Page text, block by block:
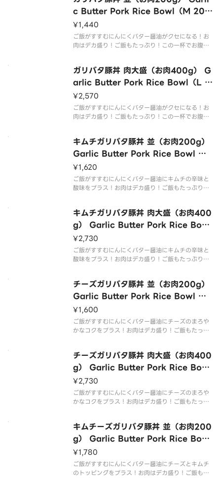
c Butter Pork Rice Bowl（M 200
g Meat）
¥1,440
ご飯がすすむにんにくバター醤油がクセになる！お
肉はデカ盛り！ご飯もたっぷり！この一杯でお腹い
es well with rice！With mega
ガリバタ豚丼 肉大盛（お肉400g） G
arlic Butter Pork Rice Bowl（L 4
00g Meat）
¥2,570
ご飯がすすむにんにくバター醤油がクセになる！お
肉はデカ盛り！ご飯もたっぷり！この一杯でお腹い
es well with rice！With mega
キムチガリバタ豚丼 並（お肉200g）
Garlic Butter Pork Rice Bowl wit
h Kimchi（M 200g Meat）
¥1,620
ご飯がすすむにんにくバター醤油にキムチの辛味と
酸味をプラス！お肉はデカ盛り！ご飯もたっぷり！
e plus spicy ＆ sour
キムチガリバタ豚丼 肉大盛（お肉400
g） Garlic Butter Pork Rice Bowl
with Kimchi（L 400g Meat）
¥2,730
ご飯がすすむにんにくバター醤油にキムチの辛味と
酸味をプラス！お肉はデカ盛り！ご飯もたっぷり！
e plus spicy ＆ sour
チーズガリバタ豚丼 並（お肉200g）
Garlic Butter Pork Rice Bowl wit
h Cheese（M 200g Meat）
¥1,600
ご飯がすすむにんにくバター醤油にチーズのまろや
かなコクをプラス！お肉はデカ盛り！ご飯もたっぷ
e plus mellow ＆ r
チーズガリバタ豚丼 肉大盛（お肉400
g） Garlic Butter Pork Rice Bowl
with Cheese（L 400g Meat）
¥2,730
ご飯がすすむにんにくバター醤油にチーズのまろや
かなコクをプラス！お肉はデカ盛り！ご飯もたっぷ
e plus mellow ＆ r
キムチーズガリバタ豚丼 並（お肉200
g） Garlic Butter Pork Rice Bowl
with Kimchi ＆ Cheese（M 200g
Meat）
¥1,780
ご飯がすすむにんにくバター醤油にチーズとキムチ
のトッピングをプラス！お肉はデカ盛り！ご飯もた